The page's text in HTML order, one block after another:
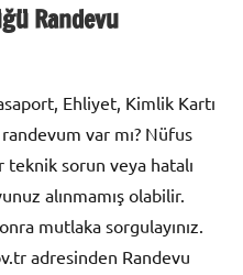
Randevu
Ehliyet, Kimlik Kartı
randevum var mı? Nüfus
teknik sorun veya hatalı
alınmamış olabilir.
mutlaka sorgulayınız.
adresinden Randevu